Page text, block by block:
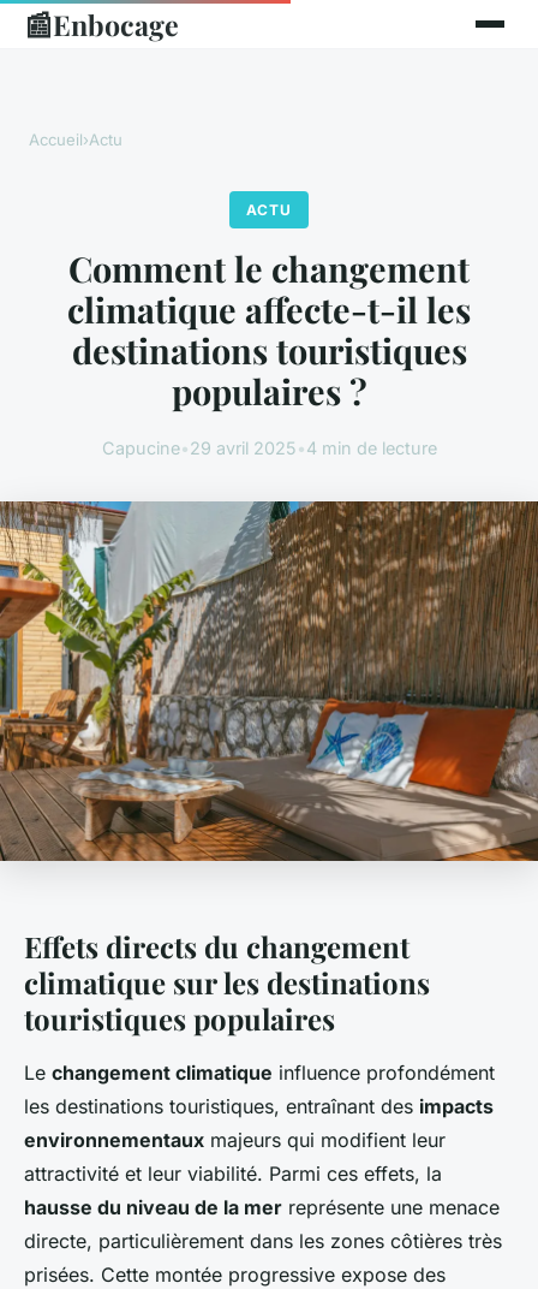
📰Enbocage
Accueil›Actu
ACTU
Comment le changement
climatique affecte-t-il les
destinations touristiques
populaires ?
Capucine•29 avril 2025•4 min de lecture
Effets directs du changement
climatique sur les destinations
touristiques populaires
Le changement climatique influence profondément
les destinations touristiques, entraînant des impacts
environnementaux majeurs qui modifient leur
attractivité et leur viabilité. Parmi ces effets, la
hausse du niveau de la mer représente une menace
directe, particulièrement dans les zones côtières très
prisées. Cette montée progressive expose des